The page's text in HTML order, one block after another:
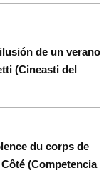
de un verano
(Cineasti del
du corps de
(Competencia